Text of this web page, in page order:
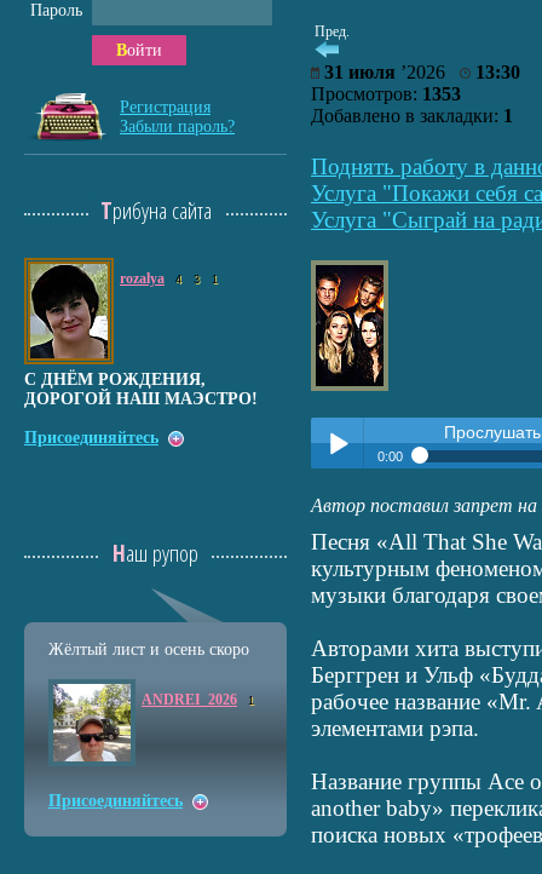
Пред.
31 июля ’2026
13:30
Просмотров: 1353
Добавлено в закладки: 1
Поднять работу в
Услуга "Покажи себя
Услуга "Сыграй на
Play /
pause
0:00
Автор поставил запрет на
Песня «All That She
культурным
музыки благодаря
Авторами хита
Берггрен и Ульф
рабочее название «Mr.
элементами рэпа.
Название группы Ace
another baby»
поиска новых
Пароль
Войти
Регистрация
Забыли пароль?
Трибуна сайта
rozalya 4 3 1
С ДНЁМ РОЖДЕНИЯ,
ДОРОГОЙ НАШ МАЭСТРО!
Присоединяйтесь
Наш рупор
Жёлтый лист и осень скоро
ANDREI_2026 1
Присоединяйтесь